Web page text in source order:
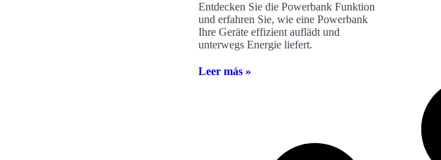
Entdecken Sie die Powerbank Funktion
und erfahren Sie, wie eine Powerbank
Ihre Geräte effizient auflädt und
unterwegs Energie liefert.
Leer más »